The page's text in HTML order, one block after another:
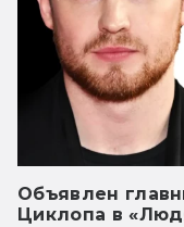
Объявлен
Циклопа в